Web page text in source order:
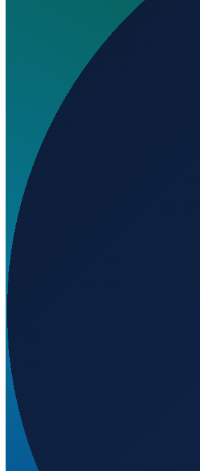
Wo liegt Eliporto Vico del Gargano?
Wird geladen...